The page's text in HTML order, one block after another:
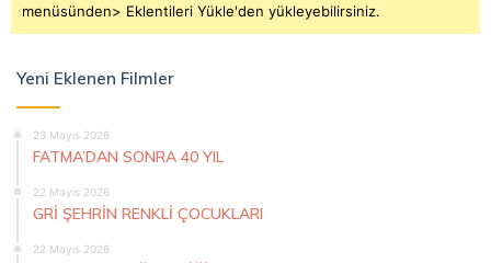
menüsünden> Eklentileri Yükle'den yükleyebilirsiniz.
Yeni Eklenen Filmler
23 Mayıs 2026
FATMA’DAN SONRA 40 YIL
22 Mayıs 2026
GRİ ŞEHRİN RENKLİ ÇOCUKLARI
22 Mayıs 2026